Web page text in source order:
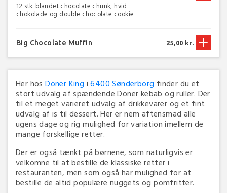
12 stk. blandet chocolate chunk, hvid
chokolade og double chocolate cookie
Big Chocolate Muffin 25,00 kr.
Her hosDöner King i6400 Sønderborg finder du et
stort udvalg af spændende Döner kebab og ruller. Der
til et meget varieret udvalg af drikkevarer og et fint
udvalg af is til dessert. Her er nem aftensmad alle
ugens dage og rig mulighed for variation imellem de
mange forskellige retter.
Der er også tænkt på børnene, som naturligvis er
velkomne til at bestille de klassiske retter i
restauranten, men som også har mulighed for at
bestille de altid populære nuggets og pomfritter.